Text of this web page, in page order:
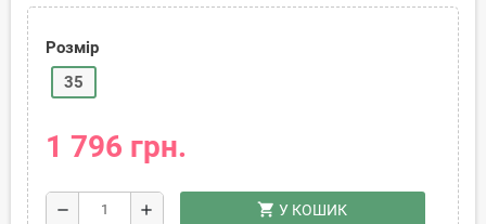
Розмір
35
1 796 грн.
remove add shopping_cart У КОШИК